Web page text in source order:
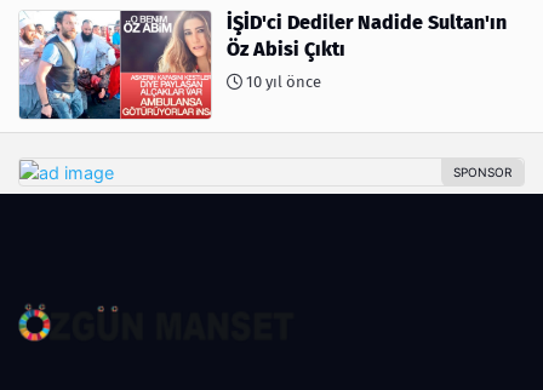
İŞİD'ci Dediler Nadide Sultan'ın
Öz Abisi Çıktı
10 yıl önce